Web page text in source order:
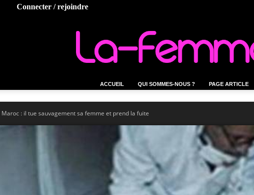
Connecter / rejoindre
femme.tn
ACCUEIL QUI SOMMES-NOUS ? PAGE ARTICLE
Maroc : il tue sauvagement sa femme et prend la fuite